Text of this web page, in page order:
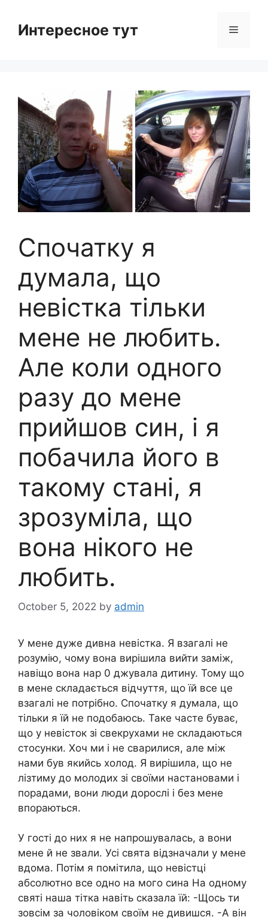
contentИнтересное тут Menu
Спочатку я
думала, що
невістка тільки
мене не любить.
Але коли одного
разу до мене
прийшов син, і я
побачила його в
такому стані, я
зрозуміла, що
вона нікого не
любить.
October 5, 2022 by admin
У мене дуже дивна невістка. Я взагалі не
розумію, чому вона вирішила вийти заміж,
навіщо вона нар 0 джувала дитину. Тому що
в мене складається відчуття, що їй все це
взагалі не потрібно. Спочатку я думала, що
тільки я їй не подобаюсь. Таке часте буває,
що у невісток зі свекрухами не складаються
стосунки. Хоч ми і не сварилися, але між
нами був якийсь холод. Я вирішила, що не
лізтиму до молодих зі своїми настановами і
порадами, вони люди дорослі і без мене
впораються.
У гості до них я не напрошувалась, а вони
мене й не звали. Усі свята відзначали у мене
вдома. Потім я помітила, що невістці
абсолютно все одно на мого сина На одному
святі наша тітка навіть сказала їй: -Щось ти
зовсім за чоловіком своїм не дивишся. -А він